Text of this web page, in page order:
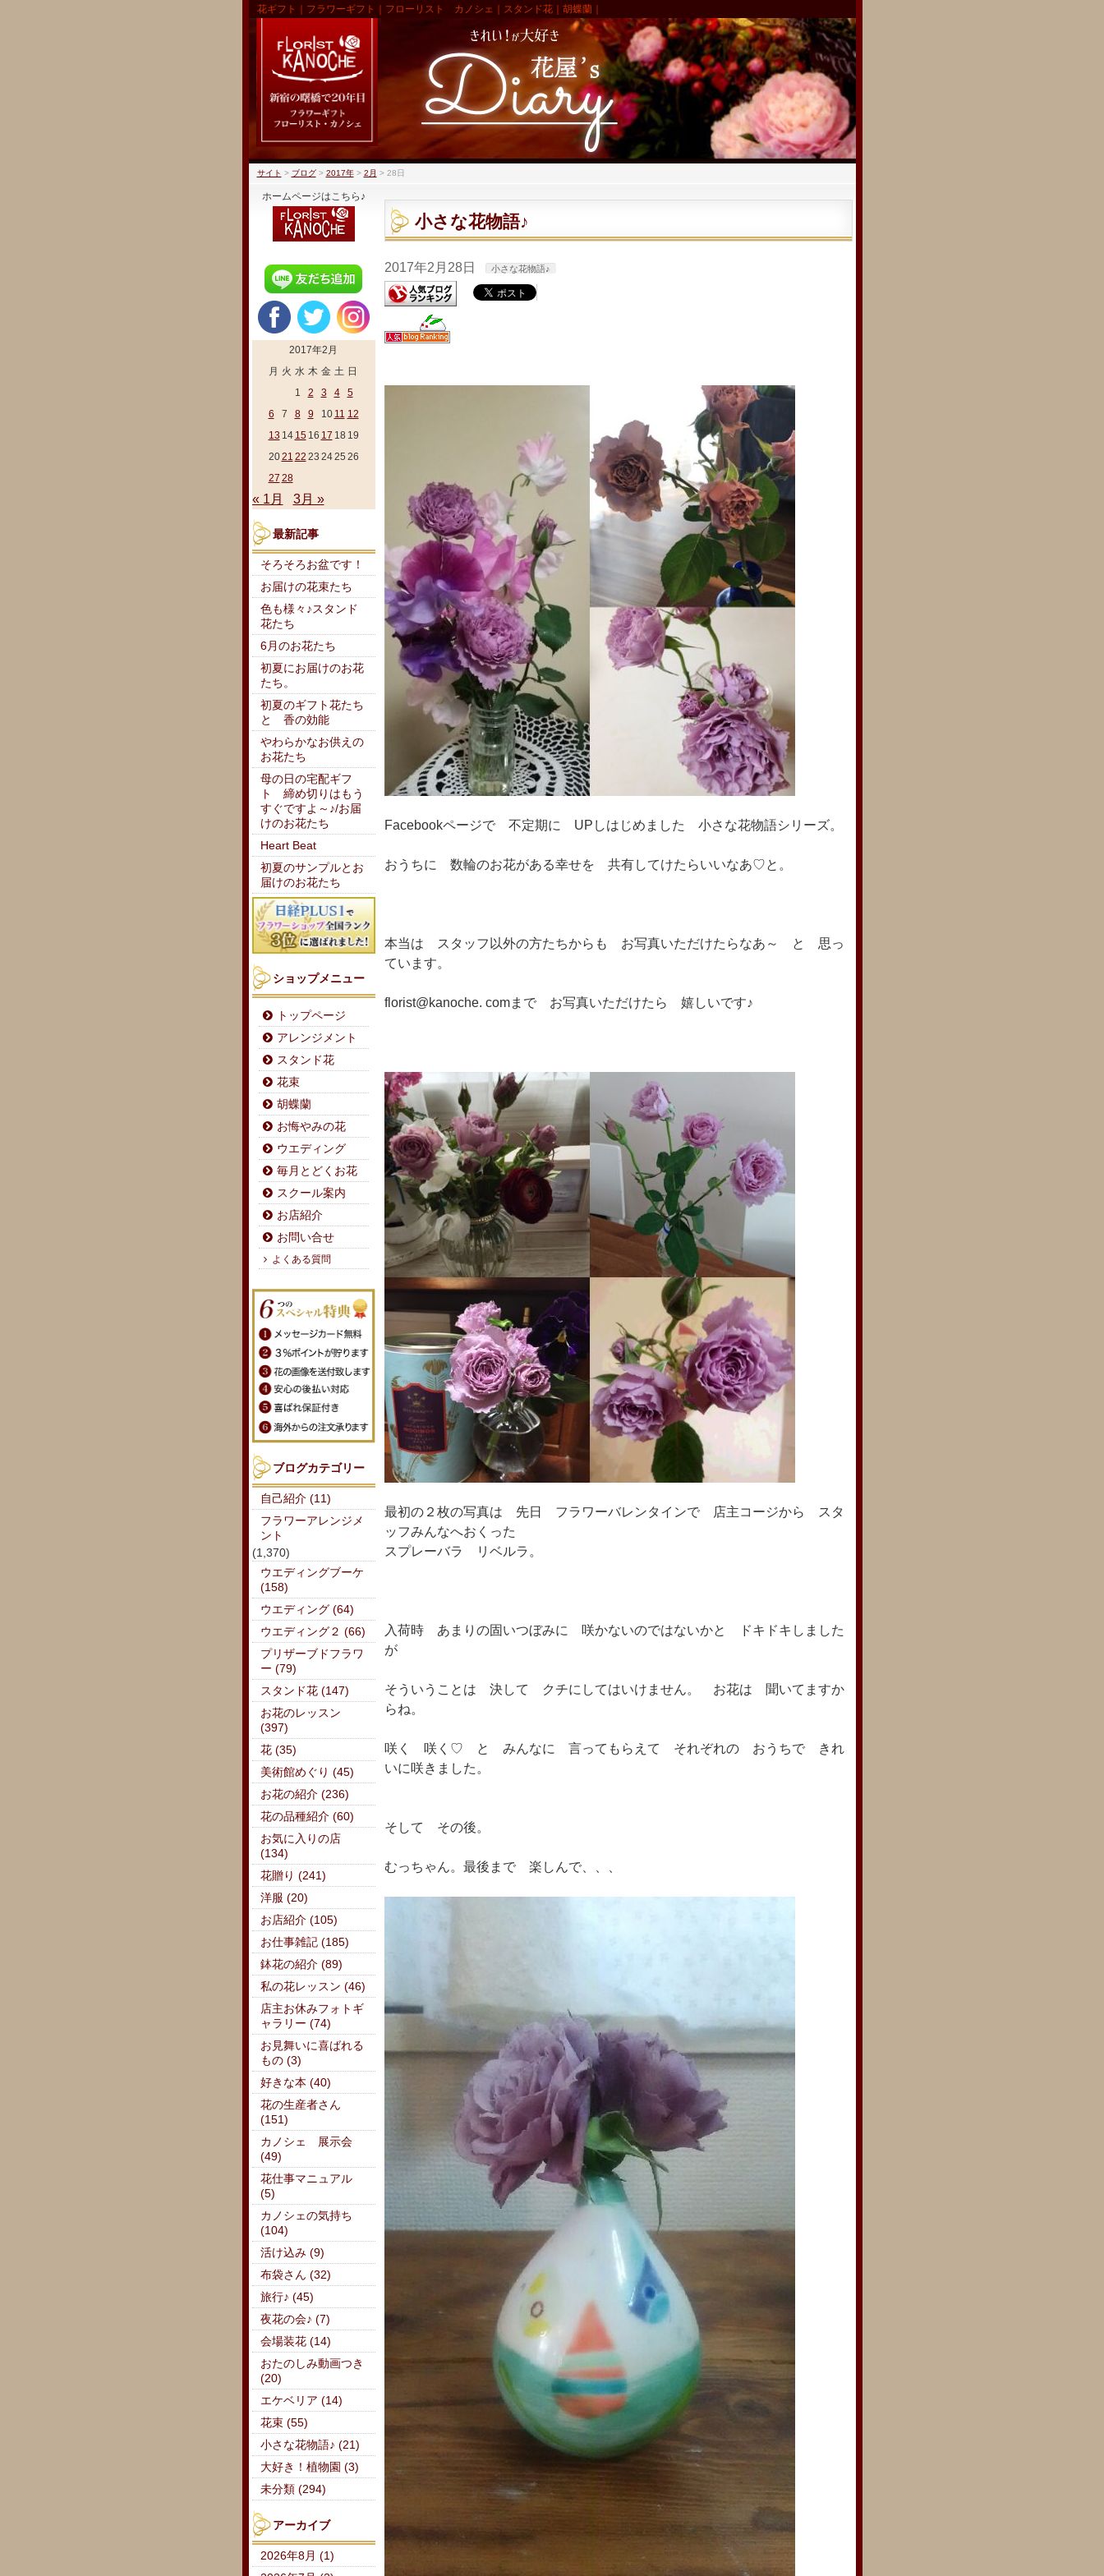
花ギフト｜フラワーギフト｜フローリスト カノシェ｜スタンド花｜胡蝶蘭｜
サイト > ブログ> 2017年> 2月 > 28日
小さな花物語♪
2017年2月28日 小さな花物語♪
Facebookページで 不定期に UPしはじめました 小さな花物語シリーズ。
おうちに 数輪のお花がある幸せを 共有してけたらいいなあ♡と。
本当は スタッフ以外の方たちからも お写真いただけたらなあ～ と 思っ
ています。
florist@kanoche. comまで お写真いただけたら 嬉しいです♪
最初の２枚の写真は 先日 フラワーバレンタインで 店主コージから スタ
ッフみんなへおくった
スプレーバラ リベルラ。
入荷時 あまりの固いつぼみに 咲かないのではないかと ドキドキしました
が
そういうことは 決して クチにしてはいけません。 お花は 聞いてますか
らね。
咲く 咲く♡ と みんなに 言ってもらえて それぞれの おうちで きれ
いに咲きました。
そして その後。
むっちゃん。最後まで 楽しんで、、、
ホームページはこちら♪
2017年2月
月 火 水 木 金 土 日
1
2 3 4
5
6
7 8 9 10 11 12
13 14 15 16 17 18 19
2021 22 23 2425 26
27 28
« 1月 3月 »
最新記事
そろそろお盆です！
お届けの花束たち
色も様々♪スタンド
花たち
6月のお花たち
初夏にお届けのお花
たち。
初夏のギフト花たち
と 香の効能
やわらかなお供えの
お花たち
母の日の宅配ギフ
ト 締め切りはもう
すぐですよ～♪/お届
けのお花たち
Heart Beat
初夏のサンプルとお
届けのお花たち
ショップメニュー
トップページ
アレンジメント
スタンド花
花束
胡蝶蘭
お悔やみの花
ウエディング
毎月とどくお花
スクール案内
お店紹介
お問い合せ
よくある質問
ブログカテゴリー
自己紹介 (11)
フラワーアレンジメ
ント
(1,370)
ウエディングブーケ
(158)
ウエディング (64)
ウエディング２ (66)
プリザーブドフラワ
ー (79)
スタンド花 (147)
お花のレッスン
(397)
花 (35)
美術館めぐり (45)
お花の紹介 (236)
花の品種紹介 (60)
お気に入りの店
(134)
花贈り (241)
洋服 (20)
お店紹介 (105)
お仕事雑記 (185)
鉢花の紹介 (89)
私の花レッスン (46)
店主お休みフォトギ
ャラリー (74)
お見舞いに喜ばれる
もの (3)
好きな本 (40)
花の生産者さん
(151)
カノシェ 展示会
(49)
花仕事マニュアル
(5)
カノシェの気持ち
(104)
活け込み (9)
布袋さん (32)
旅行♪ (45)
夜花の会♪ (7)
会場装花 (14)
おたのしみ動画つき
(20)
エケベリア (14)
花束 (55)
小さな花物語♪ (21)
大好き！植物園 (3)
未分類 (294)
アーカイブ
2026年8月 (1)